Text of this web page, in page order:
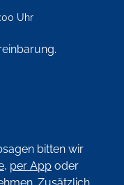
Uhr
bitten wir
, per App oder